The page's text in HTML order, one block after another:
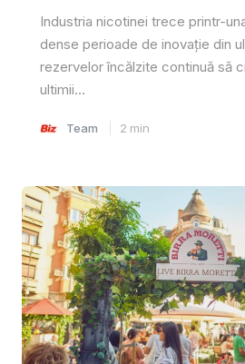
Industria nicotinei trece printr-
dense perioade de inovație din
rezervelor încălzite continuă să
ultimii...
Team 2 min